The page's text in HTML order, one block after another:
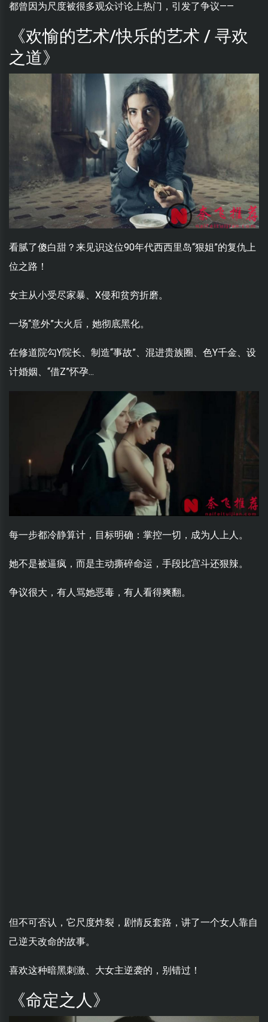
都曾因为尺度被很多观众讨论上热门，引发了争议——
《欢愉的艺术/快乐的艺术 / 寻欢
之道》
看腻了傻白甜？来见识这位90年代西西里岛“狠姐”的复仇上
位之路！
女主从小受尽家暴、X侵和贫穷折磨。
一场“意外”大火后，她彻底黑化。
在修道院勾Y院长、制造“事故”、混进贵族圈、色Y千金、设
计婚姻、“借Z”怀孕...
每一步都冷静算计，目标明确：掌控一切，成为人上人。
她不是被逼疯，而是主动撕碎命运，手段比宫斗还狠辣。
争议很大，有人骂她恶毒，有人看得爽翻。
但不可否认，它尺度炸裂，剧情反套路，讲了一个女人靠自
己逆天改命的故事。
喜欢这种暗黑刺激、大女主逆袭的，别错过！
《命定之人》